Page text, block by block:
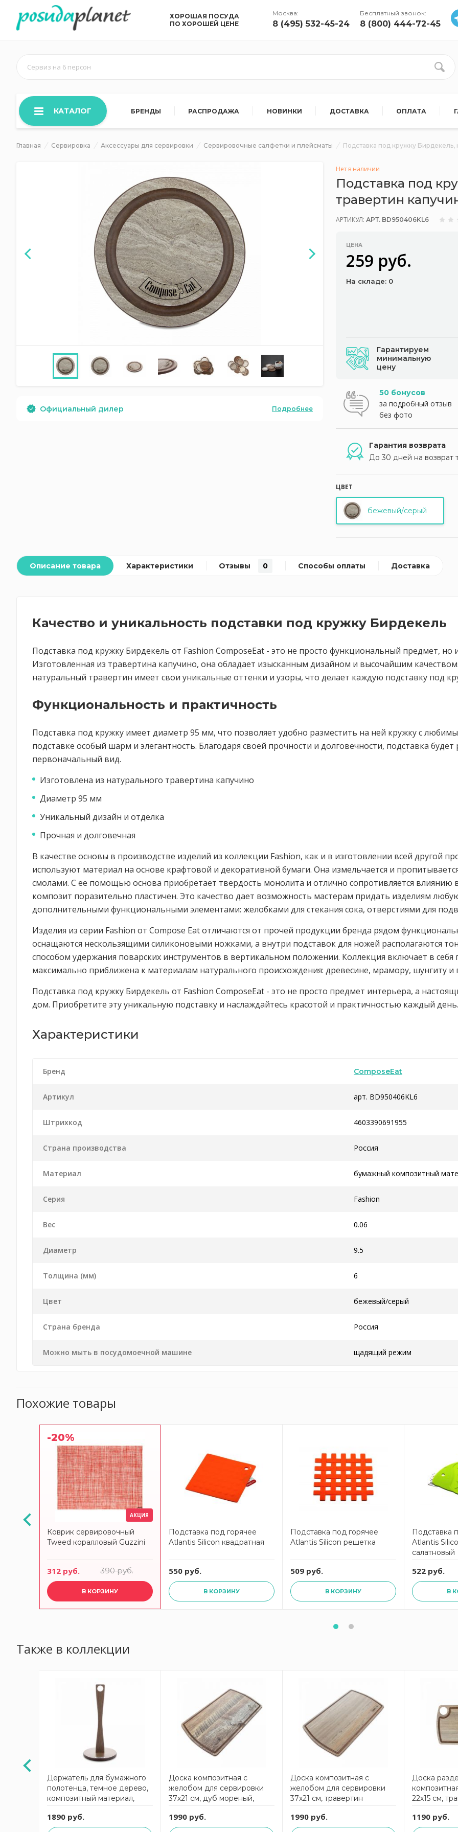
ХОРОШАЯ ПОСУДА
ПО ХОРОШЕЙ ЦЕНЕ
Москва:
8 (495) 532-45-24
Бесплатный звонок:
8 (800) 444-72-45
Сервиз на 6 персон
КАТАЛОГ БРЕНДЫ РАСПРОДАЖА НОВИНКИ ДОСТАВКА ОПЛАТА
Главная Сервировка Аксессуары для сервировки Сервировочные салфетки и плейсматы Подставка под кружку Бирдекель,
Официальный дилер Подробнее
Нет в наличии
Подставка под
травертин
АРТИКУЛ: АРТ. BD950406KL6
ЦЕНА
259 руб.
На складе: 0
Гарантируем
минимальную
цену
50 бонусов
за подробный отзыв
без фото
Гарантия возврата
До 30 дней на возврат
ЦВЕТ
бежевый/серый
Описание товара Характеристики Отзывы 0 Способы оплаты Доставка
Качество и уникальность подставки под кружку Бирдекель
Подставка под кружку Бирдекель от Fashion ComposeEat - это не просто функциональный предмет, но
Изготовленная из травертина капучино, она обладает изысканным дизайном и высочайшим
натуральный травертин имеет свои уникальные оттенки и узоры, что делает каждую подставку под
Функциональность и практичность
Подставка под кружку имеет диаметр 95 мм, что позволяет удобно разместить на ней кружку с
подставке особый шарм и элегантность. Благодаря своей прочности и долговечности, подставка
первоначальный вид.
Изготовлена из натурального травертина капучино
Диаметр 95 мм
Уникальный дизайн и отделка
Прочная и долговечная
В качестве основы в производстве изделий из коллекции Fashion, как и в изготовлении всей другой
используют материал на основе крафтовой и декоративной бумаги. Она измельчается и
смолами. С ее помощью основа приобретает твердость монолита и отлично сопротивляется
композит поразительно пластичен. Это качество дает возможность мастерам придать изделиям
дополнительными функциональными элементами: желобками для стекания сока, отверстиями для
Изделия из серии Fashion от Compose Eat отличаются от прочей продукции бренда рядом
оснащаются нескользящими силиконовыми ножками, а внутри подставок для ножей располагаются
способом удержания поварских инструментов в вертикальном положении. Коллекция включает в
максимально приближена к материалам натурального происхождения: древесине, мрамору, шунгиту и
Подставка под кружку Бирдекель от Fashion ComposeEat - это не просто предмет интерьера, а
дом. Приобретите эту уникальную подставку и наслаждайтесь красотой и практичностью каждый день.
Характеристики
Бренд ComposeEat
Артикул арт. BD950406KL6
Штрихкод 4603390691955
Страна производства Россия
Материал бумажный композитный
Серия Fashion
Вес 0.06
Диаметр 9.5
Толщина (мм) 6
Цвет бежевый/серый
Страна бренда Россия
Можно мыть в посудомоечной машине щадящий режим
Похожие товары
-20%
АКЦИЯ
Коврик сервировочный
Tweed коралловый Guzzini
312 руб. 390 руб.
В КОРЗИНУ
Подставка под горячее
Atlantis Silicon квадратная
550 руб.
В КОРЗИНУ
Подставка под горячее
Atlantis Silicon решетка
509 руб.
В КОРЗИНУ
Подставка
Atlantis
салатновый
522 руб.
В
Также в коллекции
Держатель для бумажного
полотенца, темное дерево,
композитный материал,
1890 руб.
Доска композитная с
желобом для сервировки
37х21 см, дуб мореный,
1990 руб.
Доска композитная с
желобом для сервировки
37х21 см, травертин
ComposeEat
1990 руб.
Доска
22х15 см,
ComposeEat
1190 руб.